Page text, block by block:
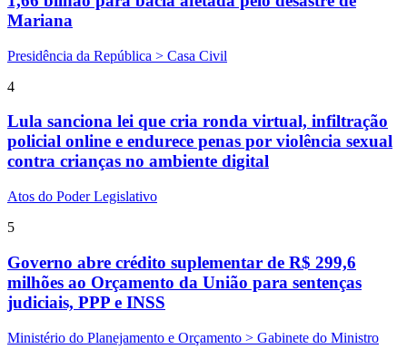
Mariana
Presidência da República > Casa Civil
4
Lula sanciona lei que cria ronda virtual, infiltração
policial online e endurece penas por violência sexual
contra crianças no ambiente digital
Atos do Poder Legislativo
5
Governo abre crédito suplementar de R$ 299,6
milhões ao Orçamento da União para sentenças
judiciais, PPP e INSS
Ministério do Planejamento e Orçamento > Gabinete do Ministro